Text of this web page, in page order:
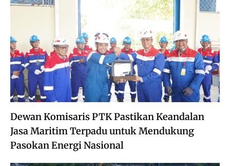
Dewan Komisaris PTK Pastikan Keandalan
Jasa Maritim Terpadu untuk Mendukung
Pasokan Energi Nasional